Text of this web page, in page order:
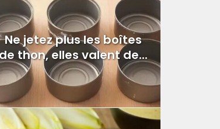
Ne jetez plus les boîtes
de thon, elles valent de...